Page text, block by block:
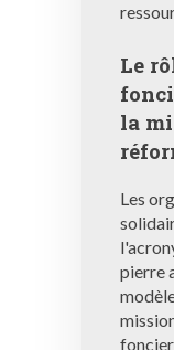
Le
la
Les
pierre